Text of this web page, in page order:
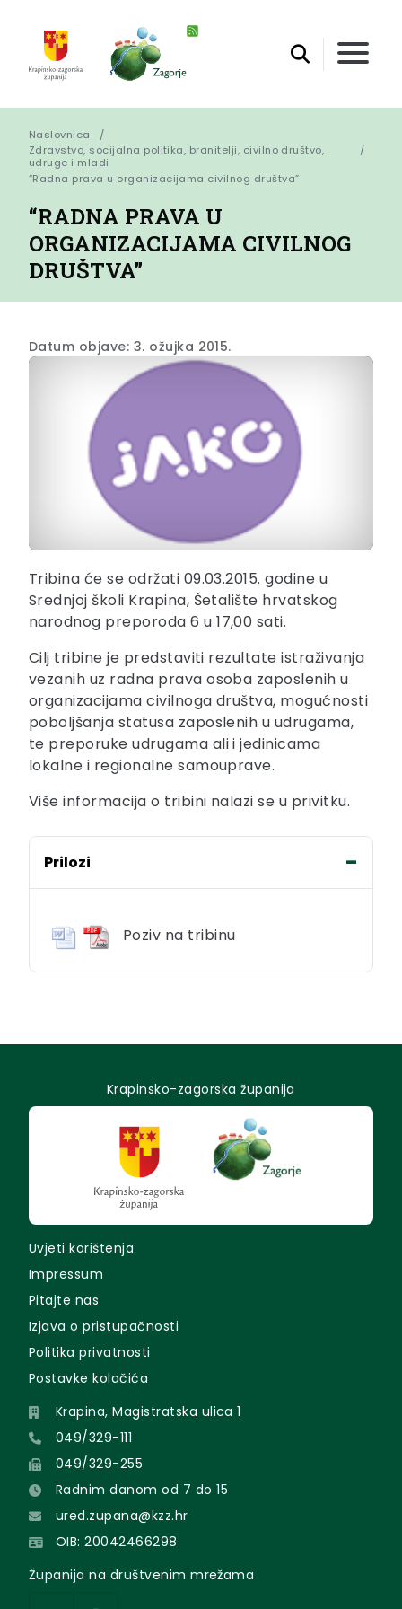
Naslovnica
Zdravstvo, socijalna politika, branitelji, civilno društvo,
udruge i mladi
“Radna prava u organizacijama civilnog društva”
“RADNA PRAVA U
ORGANIZACIJAMA CIVILNOG
DRUŠTVA”
Datum objave: 3. ožujka 2015.
Tribina će se održati 09.03.2015. godine u
Srednjoj školi Krapina, Šetalište hrvatskog
narodnog preporoda 6 u 17,00 sati.
Cilj tribine je predstaviti rezultate istraživanja
vezanih uz radna prava osoba zaposlenih u
organizacijama civilnoga društva, mogućnosti
poboljšanja statusa zaposlenih u udrugama,
te preporuke udrugama ali i jedinicama
lokalne i regionalne samouprave.
Više informacija o tribini nalazi se u privitku.
Prilozi
Poziv na tribinu
Krapinsko-zagorska županija
Uvjeti korištenja
Impressum
Pitajte nas
Izjava o pristupačnosti
Politika privatnosti
Postavke kolačića
Krapina, Magistratska ulica 1
049/329-111
049/329-255
Radnim danom od 7 do 15
ured.zupana@kzz.hr
OIB: 20042466298
Županija na društvenim mrežama